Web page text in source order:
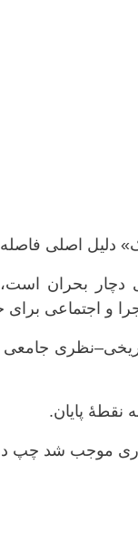
دلیل اصلی
بحران
و اجتماعی برای
جامعی و
نقطهٔ پایان.
موجب شد چپ